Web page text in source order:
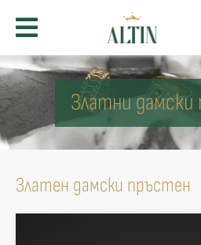
Златни
Златен дамски пръстен